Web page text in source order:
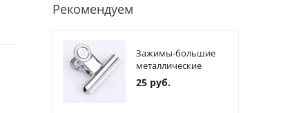
Рекомендуем
Зажимы-большие
металлические
25 руб.